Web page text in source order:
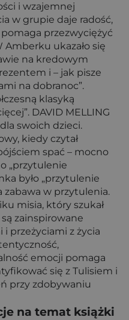
i wzajemnej
w grupie daje radość,
przezwyciężyć
ukazało się
na kredowym
i – jak pisze
na dobranoc”.
klasyką
DAVID MELLING
swoich dzieci.
kiedy czytał
spać – mocno
„przytulenie
było „przytulenie
zabawa w przytulenia.
misia, który szukał
zainspirowane
przeżyciami z życia
emocji pomaga
się z Tulisiem i
przy zdobywaniu
na temat książki